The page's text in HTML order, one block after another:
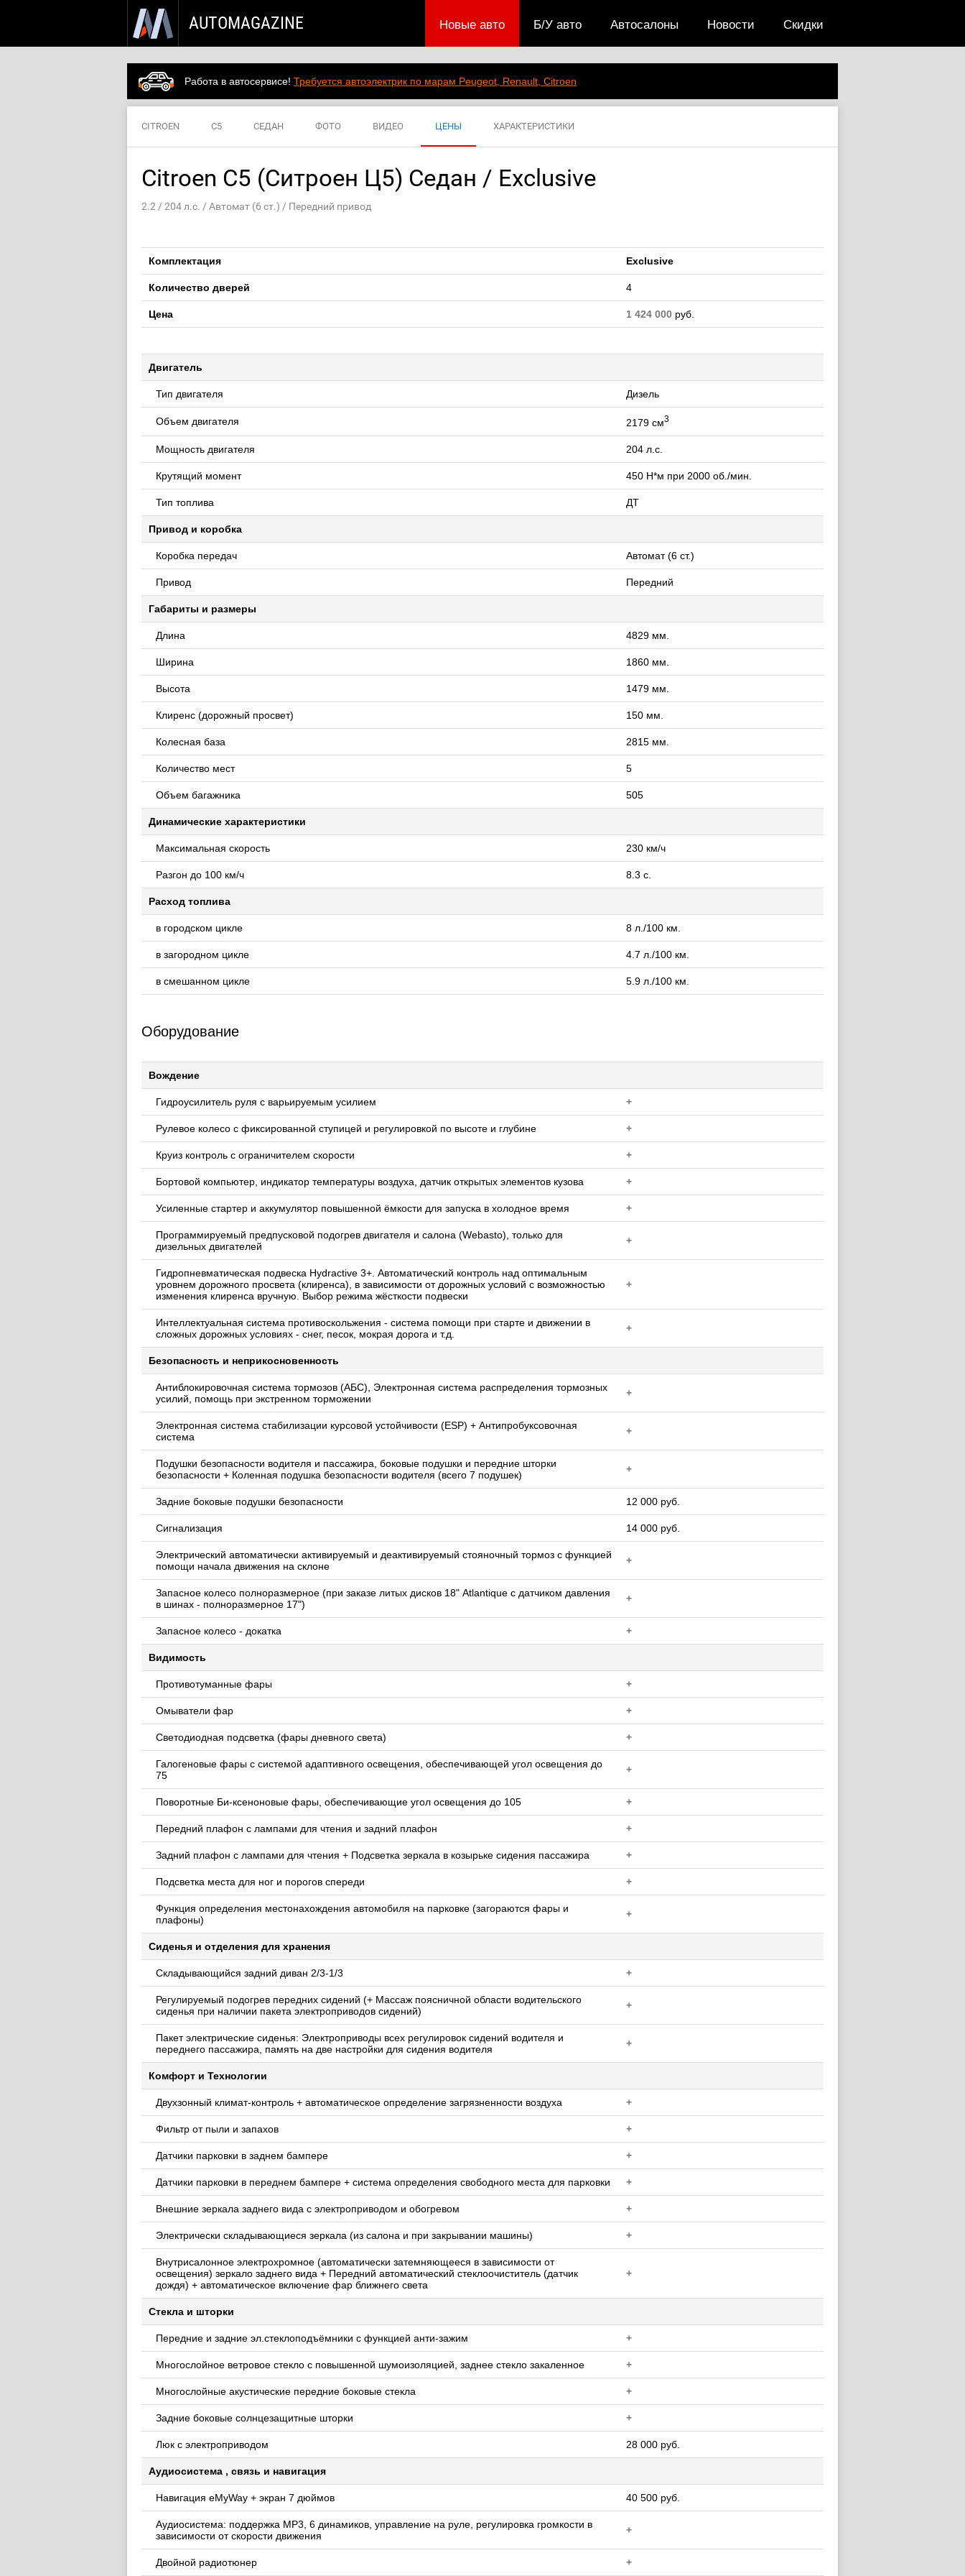
AUTOMAGAZINE Скидки
Новости
Автосалоны
Б/У авто
Новые авто
Работа в автосервисе! Требуется автоэлектрик по марам Peugeot, Renault, Citroen
CITROEN C5 СЕДАН ФОТО ВИДЕО ЦЕНЫ ХАРАКТЕРИСТИКИ
Citroen C5 (Ситроен Ц5) Седан / Exclusive
2.2 / 204 л.с. / Автомат (6 ст.) / Передний привод
Комплектация Exclusive
Количество дверей 4
Цена 1 424 000 руб.
Двигатель
Тип двигателя Дизель
Объем двигателя 2179 см3
Мощность двигателя 204 л.с.
Крутящий момент 450 Н*м при 2000 об./мин.
Тип топлива ДТ
Привод и коробка
Коробка передач Автомат (6 ст.)
Привод Передний
Габариты и размеры
Длина 4829 мм.
Ширина 1860 мм.
Высота 1479 мм.
Клиренс (дорожный просвет) 150 мм.
Колесная база 2815 мм.
Количество мест 5
Объем багажника 505
Динамические характеристики
Максимальная скорость 230 км/ч
Разгон до 100 км/ч 8.3 с.
Расход топлива
в городском цикле 8 л./100 км.
в загородном цикле 4.7 л./100 км.
в смешанном цикле 5.9 л./100 км.
Оборудование
Вождение
Гидроусилитель руля с варьируемым усилием +
Рулевое колесо с фиксированной ступицей и регулировкой по высоте и глубине +
Круиз контроль с ограничителем скорости +
Бортовой компьютер, индикатор температуры воздуха, датчик открытых элементов кузова +
Усиленные стартер и аккумулятор повышенной ёмкости для запуска в холодное время +
Программируемый предпусковой подогрев двигателя и салона (Webasto), только для
дизельных двигателей
+
Гидропневматическая подвеска Hydractive 3+. Автоматический контроль над оптимальным
уровнем дорожного просвета (клиренса), в зависимости от дорожных условий с возможностью
изменения клиренса вручную. Выбор режима жёсткости подвески
+
Интеллектуальная система противоскольжения - система помощи при старте и движении в
сложных дорожных условиях - снег, песок, мокрая дорога и т.д.
+
Безопасность и неприкосновенность
Антиблокировочная система тормозов (АБС), Электронная система распределения тормозных
усилий, помощь при экстренном торможении
+
Электронная система стабилизации курсовой устойчивости (ESP) + Антипробуксовочная
система
+
Подушки безопасности водителя и пассажира, боковые подушки и передние шторки
безопасности + Коленная подушка безопасности водителя (всего 7 подушек)
+
Задние боковые подушки безопасности 12 000 руб.
Сигнализация 14 000 руб.
Электрический автоматически активируемый и деактивируемый стояночный тормоз с функцией
помощи начала движения на склоне
+
Запасное колесо полноразмерное (при заказе литых дисков 18" Atlantique c датчиком давления
в шинах - полноразмерное 17")
+
Запасное колесо - докатка +
Видимость
Противотуманные фары +
Омыватели фар +
Светодиодная подсветка (фары дневного света) +
Галогеновые фары c системой адаптивного освещения, обеспечивающей угол освещения до
75
+
Поворотные Би-ксеноновые фары, обеспечивающие угол освещения до 105 +
Передний плафон с лампами для чтения и задний плафон +
Задний плафон с лампами для чтения + Подсветка зеркала в козырьке сидения пассажира +
Подсветка места для ног и порогов спереди +
Функция определения местонахождения автомобиля на парковке (загораются фары и
плафоны)
+
Сиденья и отделения для хранения
Складывающийся задний диван 2/3-1/3 +
Регулируемый подогрев передних сидений (+ Массаж поясничной области водительского
сиденья при наличии пакета электроприводов сидений)
+
Пакет электрические сиденья: Электроприводы всех регулировок сидений водителя и
переднего пассажира, память на две настройки для сидения водителя
+
Комфорт и Технологии
Двухзонный климат-контроль + автоматическое определение загрязненности воздуха +
Фильтр от пыли и запахов +
Датчики парковки в заднем бампере +
Датчики парковки в переднем бампере + система определения свободного места для парковки +
Внешние зеркала заднего вида с электроприводом и обогревом +
Электрически складывающиеся зеркала (из салона и при закрывании машины) +
Внутрисалонное электрохромное (автоматически затемняющееся в зависимости от
освещения) зеркало заднего вида + Передний автоматический стеклоочиститель (датчик
дождя) + автоматическое включение фар ближнего света
+
Стекла и шторки
Передние и задние эл.стеклоподъёмники с функцией анти-зажим +
Многослойное ветровое стекло с повышенной шумоизоляцией, заднее стекло закаленное +
Многослойные акустические передние боковые стекла +
Задние боковые солнцезащитные шторки +
Люк с электроприводом 28 000 руб.
Аудиосистема , связь и навигация
Навигация eMyWay + экран 7 дюймов 40 500 руб.
Аудиосистема: поддержка MP3, 6 динамиков, управление на руле, регулировка громкости в
зависимости от скорости движения
+
Двойной радиотюнер +